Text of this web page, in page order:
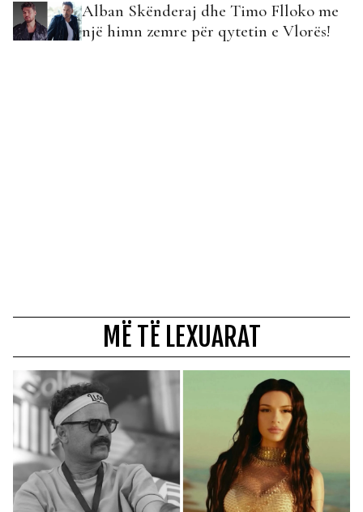
Alban Skënderaj dhe Timo Flloko me
një himn zemre për qytetin e Vlorës!
MË TË LEXUARAT